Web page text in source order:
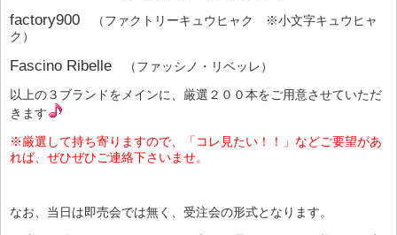
factory900 （ファクトリーキュウヒャク ※小文字キュウヒャ
ク）
Fascino Ribelle （ファッシノ・リベッレ）
以上の３ブランドをメインに、厳選２００本をご用意させていただ
きます
※厳選して持ち寄りますので、「コレ見たい！！」などご要望があ
れば、ぜひぜひご連絡下さいませ。
なお、当日は即売会では無く、受注会の形式となります。